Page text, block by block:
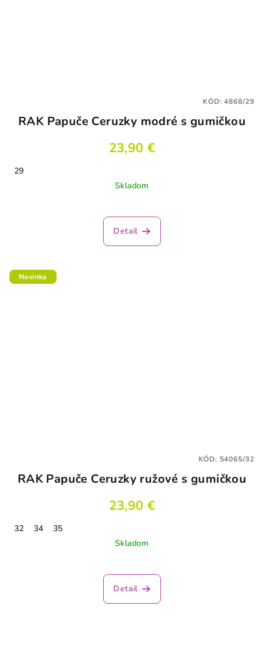
RAK Papuče Ceruzky modré s gumičkou
23,90 €
29
Skladom
Detail
KÓD:4868/29
Novinka
RAK Papuče Ceruzky ružové s gumičkou
23,90 €
32 34
35
Skladom
Detail
KÓD: 54065/32